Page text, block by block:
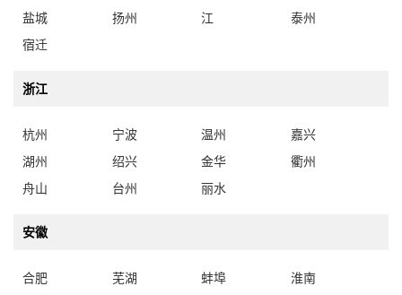
盐城 扬州 江
泰州
宿迁
浙江
杭州 宁波 温州
嘉兴
湖州
绍兴 金华
衢州
舟山
台州 丽水
安徽
合肥 芜湖 蚌埠
淮南